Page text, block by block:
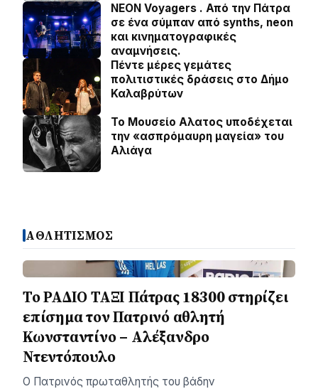
NEON Voyagers . Από την Πάτρα
σε ένα σύμπαν από synths, neon
και κινηματογραφικές
αναμνήσεις.
Πέντε μέρες γεμάτες
πολιτιστικές δράσεις στο Δήμο
Καλαβρύτων
Το Μουσείο Αλατος υποδέχεται
την «ασπρόμαυρη μαγεία» του
Αλιάγα
ΑΘΛΗΤΙΣΜΟΣ
Το ΡΑΔΙΟ ΤΑΞΙ Πάτρας 18300 στηρίζει
επίσημα τον Πατρινό αθλητή
Κωνσταντίνο – Αλέξανδρο
Ντεντόπουλο
Ο Πατρινός πρωταθλητής του βάδην